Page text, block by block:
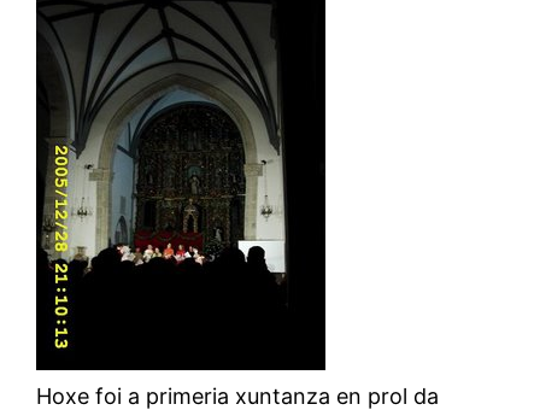
Hoxe foi a primeria xuntanza en prol da